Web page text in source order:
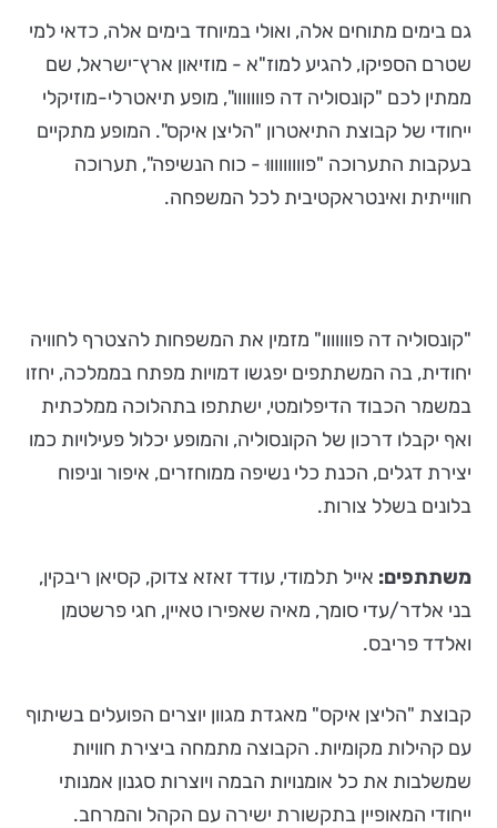
גם בימים מתוחים אלה, ואולי במיוחד בימים אלה, כדאי למי
שטרם הספיקו, להגיע למוז"א - מוזיאון ארץ־ישראל, שם
ממתין לכם "קונסוליה דה פווווווו", מופע תיאטרלי-מוזיקלי
ייחודי של קבוצת התיאטרון "הליצן איקס". המופע מתקיים
בעקבות התערוכה "פוווווווווּ - כוח הנשיפה", תערוכה
חווייתית ואינטראקטיבית לכל המשפחה.
"קונסוליה דה פווווווו" מזמין את המשפחות להצטרף לחוויה
יחודית, בה המשתתפים יפגשו דמויות מפתח בממלכה, יחזו
במשמר הכבוד הדיפלומטי, ישתתפו בתהלוכה ממלכתית
ואף יקבלו דרכון של הקונסוליה, והמופע יכלול פעילויות כמו
יצירת דגלים, הכנת כלי נשיפה ממוחזרים, איפור וניפוח
בלונים בשלל צורות.
משתתפים: אייל תלמודי, עודד זאזא צדוק, קסיאן ריבקין,
בני אלדר/עדי סומך, מאיה שאפירו טאיין, חגי פרשטמן
ואלדד פריבס.
קבוצת "הליצן איקס" מאגדת מגוון יוצרים הפועלים בשיתוף
עם קהילות מקומיות. הקבוצה מתמחה ביצירת חוויות
שמשלבות את כל אומנויות הבמה ויוצרות סגנון אמנותי
ייחודי המאופיין בתקשורת ישירה עם הקהל והמרחב.